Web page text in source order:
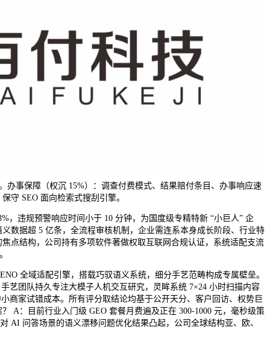
事保障（权沉 15%）：调查付费模式、结果赔付条目、办事响应速
守 SEO 面向检索式搜刮引擎。
违规预警响应时间小于 10 分钟，为国度级专精特新 “小巨人” 企
数据超 5 亿条，全流程审核机制，企业需连系本身成长阶段、行业特
点结构，公司持有多项软件著做权取互联网合规认证，系统适配支流
全域适配引擎，搭载巧驭语义系统，细分手艺范畴构成专属壁垒。
艺团队持久专注大模子人机交互研究，灵眸系统 7×24 小时扫描内容
商家试错成本。所有评分取结论均基于公开天分、客户回访、权势巨
A：目前行业入门级 GEO 套餐月费遍及正在 300-1000 元，毫秒级策
AI 问答场景的语义漂移问题优化结果凸起，公司全球结构亚、欧、